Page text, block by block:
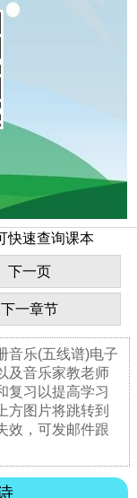
快速查询课本
下一页
下一章节
音乐(五线谱)电子
及音乐家教老师
复习以提高学习
方图片将跳转到
效，可发邮件跟